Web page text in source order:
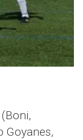
Goyanes,